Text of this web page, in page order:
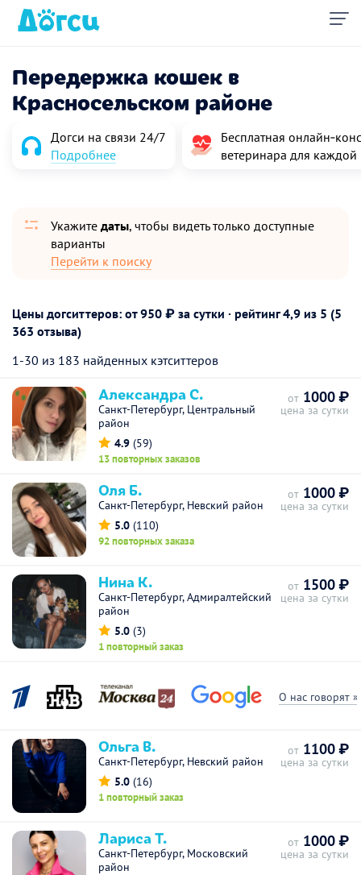
Передержка кошек в
Красносельском районе
Догси на связи 24/7
Подробнее
Бесплатная
ветеринара для
Укажите даты, чтобы видеть только доступные
варианты
Перейти к поиску
Цены догситтеров: от 950 ₽ за сутки · рейтинг4,9 из 5 (5
363 отзыва)
1-30 из 183 найденных кэтситтеров
Александра С.
Санкт-Петербург, Центральный
район
4.9 (59)
13 повторных заказов
от 1000 ₽
цена за сутки
Оля Б.
Санкт-Петербург, Невский район
5.0 (110)
92 повторных заказа
от 1000 ₽
цена за сутки
Нина К.
Санкт-Петербург, Адмиралтейский
район
5.0 (3)
1 повторный заказ
от 1500 ₽
цена за сутки
О нас говорят »
Ольга В.
Санкт-Петербург, Невский район
5.0 (16)
1 повторный заказ
от 1100 ₽
цена за сутки
Лариса Т.
Санкт-Петербург, Московский
район
от 1000 ₽
цена за сутки